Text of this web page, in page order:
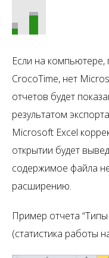
Если на компьютере,
CrocoTime, нет
отчетов будет
результатом
Microsoft Excel
открытии будет
содержимое файла
расширению.
Пример отчета
(статистика работы